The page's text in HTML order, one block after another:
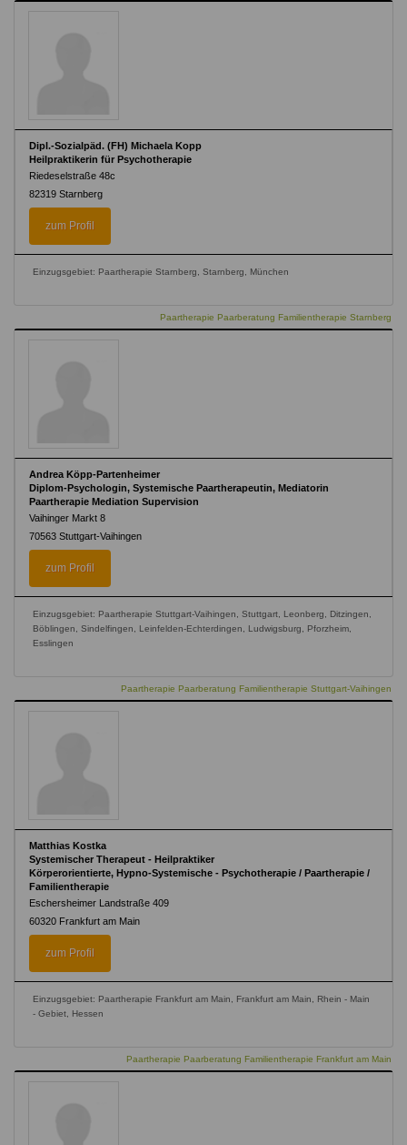
Dipl.-Sozialpäd. (FH) Michaela Kopp
Heilpraktikerin für Psychotherapie
Riedeselstraße 48c
82319 Starnberg
zum Profil
Einzugsgebiet: Paartherapie Starnberg, Starnberg, München
Paartherapie Paarberatung Familientherapie Starnberg
Andrea Köpp-Partenheimer
Diplom-Psychologin, Systemische Paartherapeutin, Mediatorin
Paartherapie Mediation Supervision
Vaihinger Markt 8
70563 Stuttgart-Vaihingen
zum Profil
Einzugsgebiet: Paartherapie Stuttgart-Vaihingen, Stuttgart, Leonberg, Ditzingen,
Böblingen, Sindelfingen, Leinfelden-Echterdingen, Ludwigsburg, Pforzheim,
Esslingen
Paartherapie Paarberatung Familientherapie Stuttgart-Vaihingen
Matthias Kostka
Systemischer Therapeut - Heilpraktiker
Körperorientierte, Hypno-Systemische - Psychotherapie / Paartherapie /
Familientherapie
Eschersheimer Landstraße 409
60320 Frankfurt am Main
zum Profil
Einzugsgebiet: Paartherapie Frankfurt am Main, Frankfurt am Main, Rhein - Main
- Gebiet, Hessen
Paartherapie Paarberatung Familientherapie Frankfurt am Main